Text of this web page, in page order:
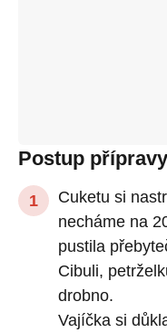
Postup přípravy
Cuketu si
necháme na
pustila
Cibuli,
drobno.
Vajíčka si